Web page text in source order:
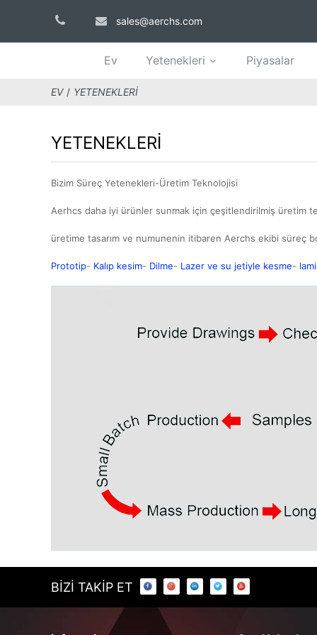
sales@aerchs.com
Ev Yetenekleri Piyasalar
EV YETENEKLERI
YETENEKLERI
Bizim Süreç Yetenekleri-Üretim Teknolojisi
Aerhcs daha iyi ürünler sunmak için çeşitlendirilmiş üretim
üretime tasarım ve numunenin itibaren Aerchs ekibi süreç
Prototip- Kalıp kesim- Dilme- Lazer ve su jetiyle kesme-
BİZİ TAKİP ET